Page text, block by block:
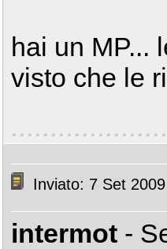
hai un MP...
visto che le
Inviato: 7 Set
intermot -